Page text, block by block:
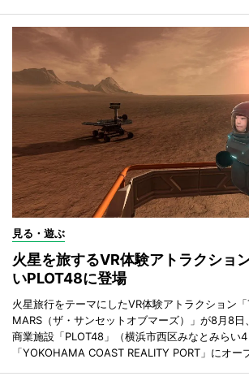
見る・遊ぶ
火星を旅するVR体験アトラクショ
いPLOT48に登場
火星旅行をテーマにしたVR体験アトラクション
MARS（ザ・サンセットオブマーズ）」が8月8日
商業施設「PLOT48」（横浜市西区みなとみらい
「YOKOHAMA COAST REALITY PORT」にオー